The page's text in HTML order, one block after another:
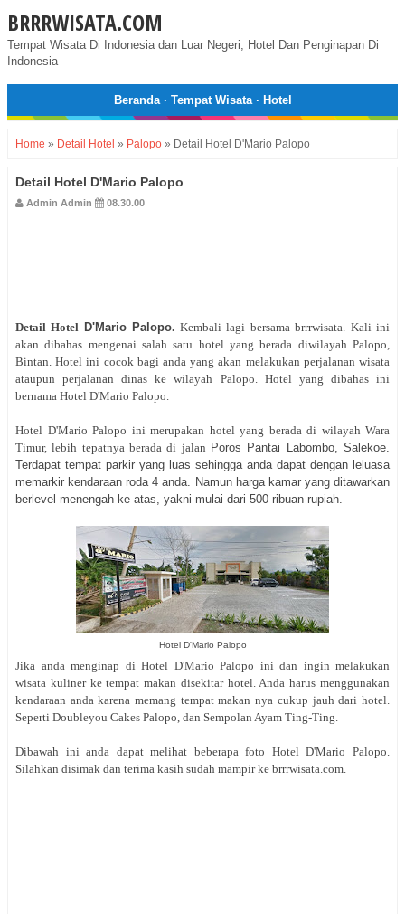
BRRRWISATA.COM
Tempat Wisata Di Indonesia dan Luar Negeri, Hotel Dan Penginapan Di
Indonesia
Beranda· Tempat Wisata· Hotel
Home » Detail Hotel » Palopo » Detail Hotel D'Mario Palopo
Detail Hotel D'Mario Palopo
Admin Admin 08.30.00
Detail Hotel D'Mario Palopo. Kembali lagi bersama brrrwisata. Kali ini
akan dibahas mengenai salah satu hotel yang berada diwilayah Palopo,
Bintan. Hotel ini cocok bagi anda yang akan melakukan perjalanan wisata
ataupun perjalanan dinas ke wilayah Palopo. Hotel yang dibahas ini
bernama Hotel D'Mario Palopo.
Hotel D'Mario Palopo ini merupakan hotel yang berada di wilayah Wara
Timur, lebih tepatnya berada di jalan Poros Pantai Labombo, Salekoe.
Terdapat tempat parkir yang luas sehingga anda dapat dengan leluasa
memarkir kendaraan roda 4 anda. Namun harga kamar yang ditawarkan
berlevel menengah ke atas, yakni mulai dari 500 ribuan rupiah.
Hotel D'Mario Palopo
Jika anda menginap di Hotel D'Mario Palopo ini dan ingin melakukan
wisata kuliner ke tempat makan disekitar hotel. Anda harus menggunakan
kendaraan anda karena memang tempat makan nya cukup jauh dari hotel.
Seperti Doubleyou Cakes Palopo, dan Sempolan Ayam Ting-Ting.
Dibawah ini anda dapat melihat beberapa foto Hotel D'Mario Palopo.
Silahkan disimak dan terima kasih sudah mampir ke brrrwisata.com.